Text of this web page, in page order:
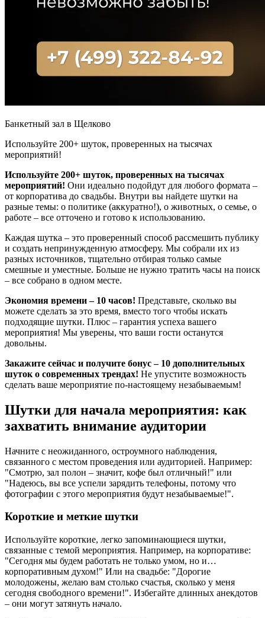
Банкетный зал в Щелково
Используйте 200+ шуток, проверенных на тысячах
мероприятий!
Используйте 200+ шуток, проверенных на тысячах
мероприятий! Они идеально подойдут для любого формата –
от корпоратива до свадьбы. Внутри вы найдете шутки на
разные темы: о политике (аккуратно!), о животных, о семье, о
работе – все отточено и готово к использованию.
Каждая шутка – это проверенный способ рассмешить публику
и создать непринужденную атмосферу. Мы собрали их из
разных источников, тщательно отбирая только самые
смешные и уместные. Больше не нужно тратить часы на поиск
– все собрано в одном месте.
Экономия времени – 10 часов! Представьте, сколько вы
можете сделать за это время, вместо того чтобы искать
подходящие шутки. Плюс – гарантия успеха вашего
мероприятия! Мы уверены, что ваши гости останутся
довольны.
Закажите сейчас и получите бонус – 10 дополнительных
шуток о современных трендах! Не упустите возможность
сделать ваше мероприятие по-настоящему незабываемым!
Шутки для начала мероприятия: как
захватить внимание аудитории
Начните с неожиданного, остроумного наблюдения,
связанного с местом проведения или аудиторией. Например:
"Смотрю, зал полон – значит, кофе был отличный!" или
"Надеюсь, вы все успели зарядить телефоны, потому что
фотографии с этого мероприятия будут незабываемые!".
Короткие и меткие шутки
Используйте короткие, легко запоминающиеся шутки,
связанные с темой мероприятия. Например, на корпоративе:
"Сегодня мы будем работать не только умом, но и…
корпоративным духом!" Или на свадьбе: "Дорогие
молодожены, желаю вам столько счастья, сколько у меня
сегодня свободного времени!". Избегайте длинных анекдотов
– они могут затянуть начало.